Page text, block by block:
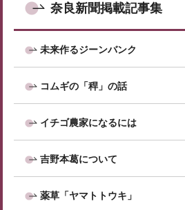
奈良新聞掲載記事集
未来作るジーンバンク
コムギの「稈」の話
イチゴ農家になるには
吉野本葛について
薬草「ヤマトトウキ」